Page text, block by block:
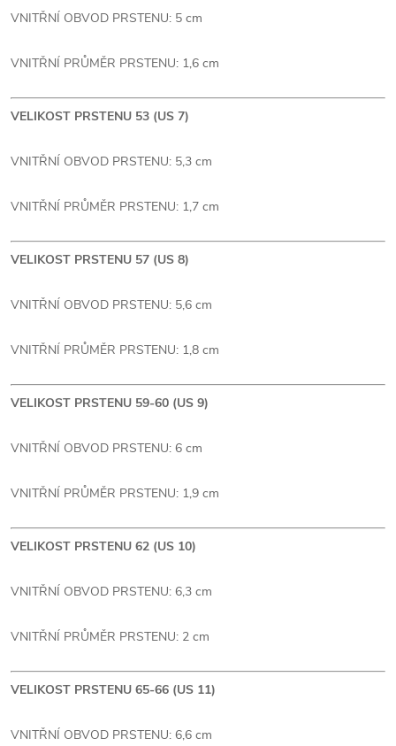
VNITŘNÍ OBVOD PRSTENU: 5 cm
VNITŘNÍ PRŮMĚR PRSTENU: 1,6 cm
VELIKOST PRSTENU 53 (US 7)
VNITŘNÍ OBVOD PRSTENU: 5,3 cm
VNITŘNÍ PRŮMĚR PRSTENU: 1,7 cm
VELIKOST PRSTENU 57 (US 8)
VNITŘNÍ OBVOD PRSTENU: 5,6 cm
VNITŘNÍ PRŮMĚR PRSTENU: 1,8 cm
VELIKOST PRSTENU 59-60 (US 9)
VNITŘNÍ OBVOD PRSTENU: 6 cm
VNITŘNÍ PRŮMĚR PRSTENU: 1,9 cm
VELIKOST PRSTENU 62 (US 10)
VNITŘNÍ OBVOD PRSTENU: 6,3 cm
VNITŘNÍ PRŮMĚR PRSTENU: 2 cm
VELIKOST PRSTENU 65-66 (US 11)
VNITŘNÍ OBVOD PRSTENU: 6,6 cm